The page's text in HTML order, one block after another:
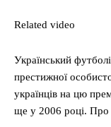
Related video
Український
престижної
українців на цю
ще у 2006 році. Про